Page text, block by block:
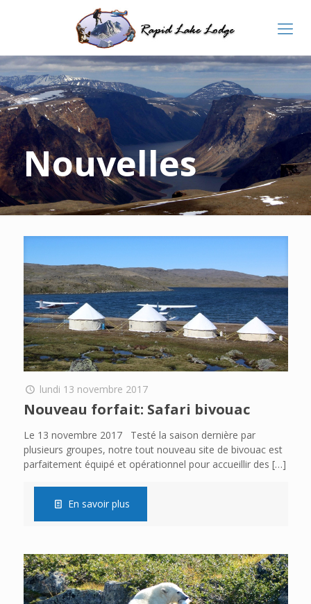
Nouvelles
lundi 13 novembre 2017
Nouveau forfait: Safari bivouac
Le 13 novembre 2017 Testé la saison dernière par
plusieurs groupes, notre tout nouveau site de bivouac est
parfaitement équipé et opérationnel pour accueillir des […]
En savoir plus